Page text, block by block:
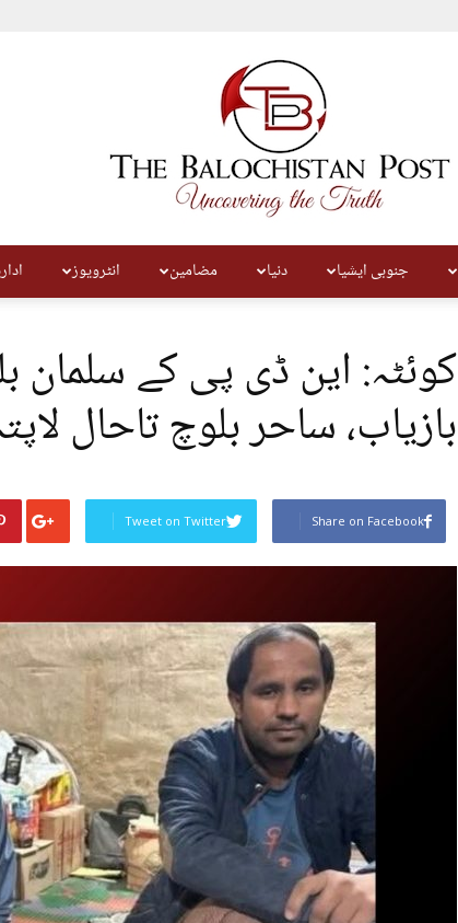
جنوبی ایشیا دنیا مضامین انٹرویوز
کوئٹہ: این ڈی پی کے سلمان
بازیاب، ساحر بلوچ تاحال
Share on Facebook
Tweet on Twitter